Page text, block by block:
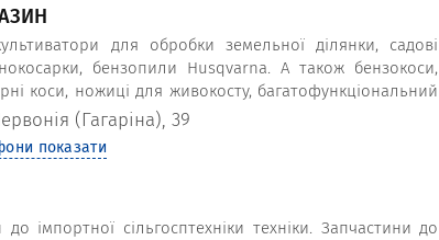
для обробки земельної ділянки, садові
бензопили Husqvarna. А також бензокоси,
коси, ножиці для живокосту, багатофункціональний
DeWALT.(Гагаріна), 39
показати
імпортної сільгосптехніки техніки. Запчастини до